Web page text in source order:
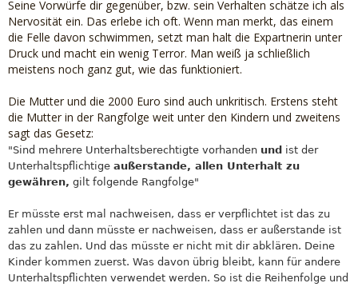
Seine Vorwürfe dir gegenüber, bzw. sein Verhalten schätze ich als
Nervosität ein. Das erlebe ich oft. Wenn man merkt, das einem
die Felle davon schwimmen, setzt man halt die Expartnerin unter
Druck und macht ein wenig Terror. Man weiß ja schließlich
meistens noch ganz gut, wie das funktioniert.
Die Mutter und die 2000 Euro sind auch unkritisch. Erstens steht
die Mutter in der Rangfolge weit unter den Kindern und zweitens
sagt das Gesetz:
"Sind mehrere Unterhaltsberechtigte vorhanden und ist der
Unterhaltspflichtige außerstande, allen Unterhalt zu
gewähren, gilt folgende Rangfolge"
Er müsste erst mal nachweisen, dass er verpflichtet ist das zu
zahlen und dann müsste er nachweisen, dass er außerstande ist
das zu zahlen. Und das müsste er nicht mit dir abklären. Deine
Kinder kommen zuerst. Was davon übrig bleibt, kann für andere
Unterhaltspflichten verwendet werden. So ist die Reihenfolge und